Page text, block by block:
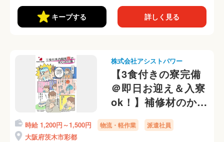
キープする 詳しく見る
株式会社アシストパワー
【3食付きの寮完備
＠即日お迎え＆入寮
ok！】補修材のかん
たん梱包業務！寮か
ら送迎有＠
時給 1,200円～1,500円 物流・軽作業 派遣社員
大阪府茨木市彩都